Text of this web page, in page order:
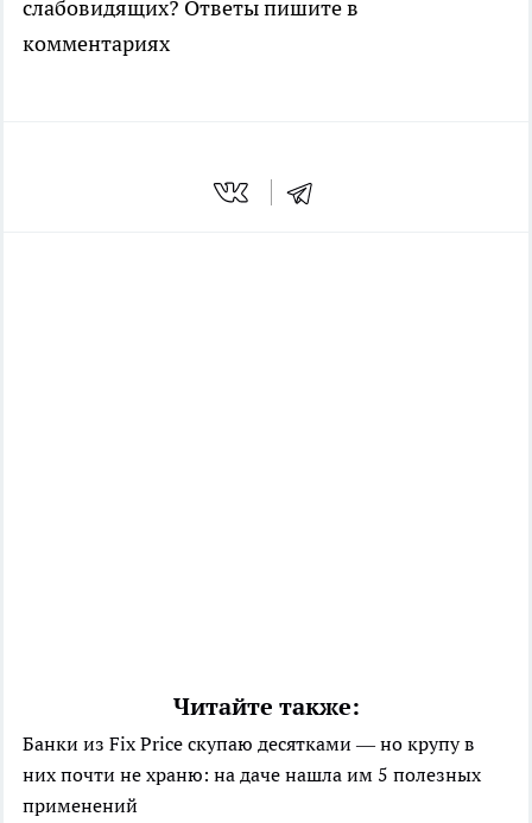
слабовидящих? Ответы пишите в
комментариях
Читайте также:
Банки из Fix Price скупаю десятками — но крупу в
них почти не храню: на даче нашла им 5 полезных
применений